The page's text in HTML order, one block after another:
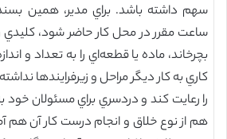
سهم داشته باشد. براي مدير، همين
ساعت مقرر در محل كار حاضر شود، كليدي را
بچرخاند، ماده يا قطعه‌اي را به تعداد و
كاري به كار ديگر مراحل و زيرفرايندها
را رعايت كند و دردسري براي مسئولان خود
هم از نوع خلاق و انجام درست كار آن هم